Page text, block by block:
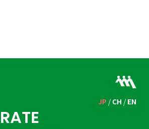
JP CH EN
RATE